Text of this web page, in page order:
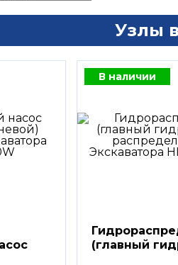
Узлы
В наличии
(главный